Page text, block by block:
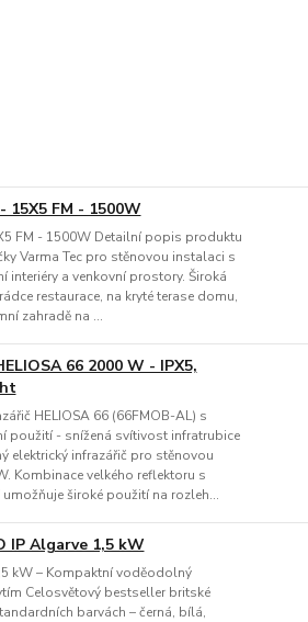
15X5 FM - 1500W
FM - 1500W Detailní popis produktu
Varma Tec pro stěnovou instalaci s
interiéry a venkovní prostory. Široká
restaurace, na kryté terase domu,
zahradě na ...
66 2000 W - IPX5,
HELIOSA 66 (66FMOB-AL) s
použití - snížená svítivost infratrubice
elektrický infrazářič pro stěnovou
Kombinace velkého reflektoru s
široké použití na rozleh...
IP Algarve 1,5 kW
kW – Kompaktní voděodolný
Celosvětový bestseller britské
barvách – černá, bílá,